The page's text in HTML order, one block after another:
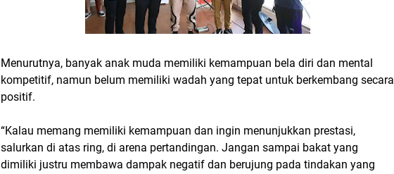
Menurutnya, banyak anak muda memiliki kemampuan bela diri dan mental
kompetitif, namun belum memiliki wadah yang tepat untuk berkembang secara
positif.
“Kalau memang memiliki kemampuan dan ingin menunjukkan prestasi,
salurkan di atas ring, di arena pertandingan. Jangan sampai bakat yang
dimiliki justru membawa dampak negatif dan berujung pada tindakan yang